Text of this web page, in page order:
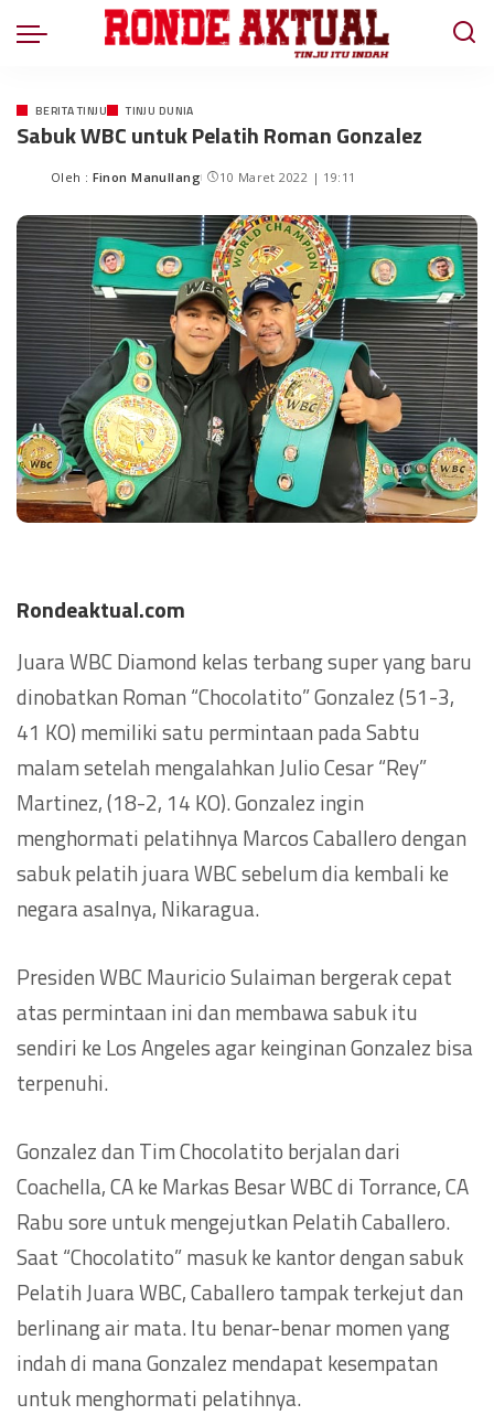
BERITA TINJU TINJU DUNIA
Sabuk WBC untuk Pelatih Roman Gonzalez
Oleh : Finon Manullang 10 Maret 2022 | 19:11
Rondeaktual.com
Juara WBC Diamond kelas terbang super yang baru
dinobatkan Roman “Chocolatito” Gonzalez (51-3,
41 KO) memiliki satu permintaan pada Sabtu
malam setelah mengalahkan Julio Cesar “Rey”
Martinez, (18-2, 14 KO). Gonzalez ingin
menghormati pelatihnya Marcos Caballero dengan
sabuk pelatih juara WBC sebelum dia kembali ke
negara asalnya, Nikaragua.
Presiden WBC Mauricio Sulaiman bergerak cepat
atas permintaan ini dan membawa sabuk itu
sendiri ke Los Angeles agar keinginan Gonzalez bisa
terpenuhi.
Gonzalez dan Tim Chocolatito berjalan dari
Coachella, CA ke Markas Besar WBC di Torrance, CA
Rabu sore untuk mengejutkan Pelatih Caballero.
Saat “Chocolatito” masuk ke kantor dengan sabuk
Pelatih Juara WBC, Caballero tampak terkejut dan
berlinang air mata. Itu benar-benar momen yang
indah di mana Gonzalez mendapat kesempatan
untuk menghormati pelatihnya.